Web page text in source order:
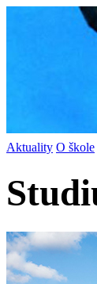
Aktuality O škole